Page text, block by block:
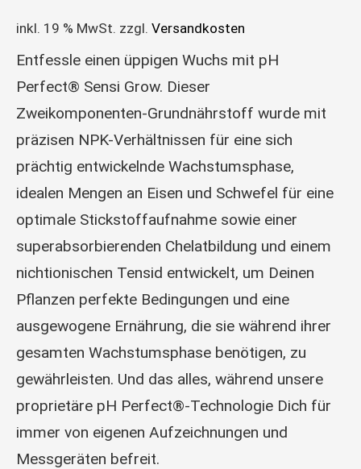
inkl. 19 % MwSt. zzgl. Versandkosten
Entfessle einen üppigen Wuchs mit pH
Perfect® Sensi Grow. Dieser
Zweikomponenten-Grundnährstoff wurde mit
präzisen NPK-Verhältnissen für eine sich
prächtig entwickelnde Wachstumsphase,
idealen Mengen an Eisen und Schwefel für eine
optimale Stickstoffaufnahme sowie einer
superabsorbierenden Chelatbildung und einem
nichtionischen Tensid entwickelt, um Deinen
Pflanzen perfekte Bedingungen und eine
ausgewogene Ernährung, die sie während ihrer
gesamten Wachstumsphase benötigen, zu
gewährleisten. Und das alles, während unsere
proprietäre pH Perfect®-Technologie Dich für
immer von eigenen Aufzeichnungen und
Messgeräten befreit.